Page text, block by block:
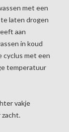
met een
te laten drogen
aan
in koud
cyclus met een
temperatuur
vakje
zacht.